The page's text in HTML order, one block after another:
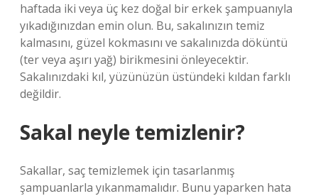
haftada iki veya üç kez doğal bir erkek şampuanıyla
yıkadığınızdan emin olun. Bu, sakalınızın temiz
kalmasını, güzel kokmasını ve sakalınızda döküntü
(ter veya aşırı yağ) birikmesini önleyecektir.
Sakalınızdaki kıl, yüzünüzün üstündeki kıldan farklı
değildir.
Sakal neyle temizlenir?
Sakallar, saç temizlemek için tasarlanmış
şampuanlarla yıkanmamalıdır. Bunu yaparken hata